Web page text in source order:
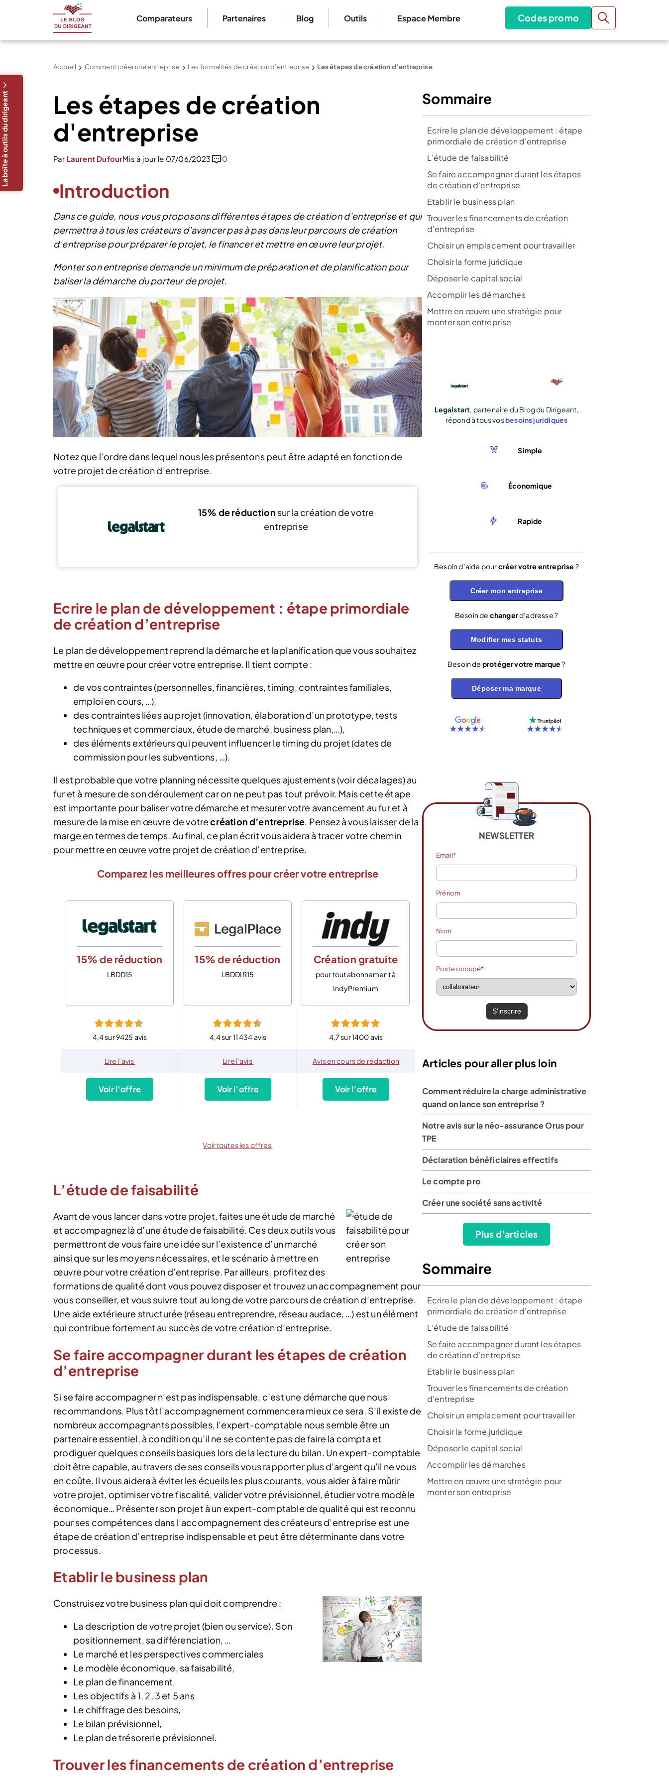
Comparateurs Partenaires Blog Outils Espace Membre Codes promo
Accueil Comment créer une entreprise Les formalités de création d’entreprise Les étapes de création d’entreprise
Les étapes de création
d'entreprise
Par Laurent DufourMis à jour le 07/06/2023 0
Introduction
Dans ce guide, nous vous proposons différentes étapes de création d’entreprise et qui
permettra à tous les créateurs d’avancer pas à pas dans leur parcours de création
d’entreprise pour préparer le projet, le financer et mettre en œuvre leur projet.
Monter son entreprise demande un minimum de préparation et de planification pour
baliser la démarche du porteur de projet.
La boîte à outils du dirigeant
Notez que l’ordre dans lequel nous les présentons peut être adapté en fonction de
votre projet de création d’entreprise.
15% de réduction sur la création de votre
entreprise
Ecrire le plan de développement : étape primordiale
de création d’entreprise
Le plan de développement reprend la démarche et la planification que vous souhaitez
mettre en œuvre pour créer votre entreprise. Il tient compte :
de vos contraintes (personnelles, financières, timing, contraintes familiales,
emploi en cours, …),
des contraintes liées au projet (innovation, élaboration d’un prototype, tests
techniques et commerciaux, étude de marché, business plan,…),
des éléments extérieurs qui peuvent influencer le timing du projet (dates de
commission pour les subventions, …).
Il est probable que votre planning nécessite quelques ajustements (voir décalages) au
fur et à mesure de son déroulement car on ne peut pas tout prévoir. Mais cette étape
est importante pour baliser votre démarche et mesurer votre avancement au fur et à
mesure de la mise en œuvre de votrecréation d’entreprise. Pensez à vous laisser de la
marge en termes de temps. Au final, ce plan écrit vous aidera à tracer votre chemin
pour mettre en œuvre votre projet de création d’entreprise.
Comparez les meilleures offres pour créer votre entreprise
15% de réduction
LBDD15
4,4 sur 9425 avis
Lire l’avis
Voir l’offre
15% de réduction
LBDDIR15
4,4 sur 11 434 avis
Lire l’avis
Voir l’offre
Création gratuite
pour tout abonnement à
IndyPremium
4,7 sur 1400 avis
Avis en cours de rédaction
Voir l’offre
Voir toutes les offres
L’étude de faisabilité
Avant de vous lancer dans votre projet, faites une étude de marché
et accompagnez là d’une étude de faisabilité. Ces deux outils vous
permettront de vous faire une idée sur l’existence d’un marché
ainsi que sur les moyens nécessaires, et le scénario à mettre en
œuvre pour votre création d’entreprise. Par ailleurs, profitez des
formations de qualité dont vous pouvez disposer et trouvez un accompagnement pour
vous conseiller, et vous suivre tout au long de votre parcours de création d’entreprise.
Une aide extérieure structurée (réseau entreprendre, réseau audace, …) est un élément
qui contribue fortement au succès de votre création d’entreprise.
Se faire accompagner durant les étapes de création
d’entreprise
Si se faire accompagner n’est pas indispensable, c’est une démarche que nous
recommandons. Plus tôt l’accompagnement commencera mieux ce sera. S’il existe de
nombreux accompagnants possibles, l’expert-comptable nous semble être un
partenaire essentiel, à condition qu’il ne se contente pas de faire la compta et
prodiguer quelques conseils basiques lors de la lecture du bilan. Un expert-comptable
doit être capable, au travers de ses conseils vous rapporter plus d’argent qu’il ne vous
en coûte. Il vous aidera à éviter les écueils les plus courants, vous aider à faire mûrir
votre projet, optimiser votre fiscalité, valider votre prévisionnel, étudier votre modèle
économique… Présenter son projet à un expert-comptable de qualité qui est reconnu
pour ses compétences dans l’accompagnement des créateurs d’entreprise est une
étape de création d’entreprise indispensable et peut être déterminante dans votre
processus.
Etablir le business plan
Construisez votre business plan qui doit comprendre :
La description de votre projet (bien ou service). Son
positionnement, sa différenciation, …
Le marché et les perspectives commerciales
Le modèle économique, sa faisabilité,
Le plan de financement,
Les objectifs à 1, 2, 3 et 5 ans
Le chiffrage des besoins,
Le bilan prévisionnel,
Le plan de trésorerie prévisionnel.
Trouver les financements de création d’entreprise
Sommaire
Ecrire le plan de développement : étape
primordiale de création d'entreprise
L’étude de faisabilité
Se faire accompagner durant les étapes
de création d'entreprise
Etablir le business plan
Trouver les financements de création
d'entreprise
Choisir un emplacement pour travailler
Choisir la forme juridique
Déposer le capital social
Accomplir les démarches
Mettre en œuvre une stratégie pour
monter son entreprise
Legalstart, partenaire du Blog du Dirigeant,
répond à tous vosbesoins juridiques
Simple
Économique
Rapide
Besoin d’aide pourcréer votre entreprise ?
Créer mon entreprise
Besoin de changerd’adresse ?
Modifier mes statuts
Besoin de protéger votre marque ?
Déposer ma marque
NEWSLETTER
Email*
Prénom
Nom
Poste occupé*
Articles pour aller plus loin
Comment réduire la charge administrative
quand on lance son entreprise ?
Notre avis sur la néo-assurance Orus pour
TPE
Déclaration bénéficiaires effectifs
Le compte pro
Créer une société sans activité
Plus d'articles
Sommaire
Ecrire le plan de développement : étape
primordiale de création d'entreprise
L’étude de faisabilité
Se faire accompagner durant les étapes
de création d'entreprise
Etablir le business plan
Trouver les financements de création
d'entreprise
Choisir un emplacement pour travailler
Choisir la forme juridique
Déposer le capital social
Accomplir les démarches
Mettre en œuvre une stratégie pour
monter son entreprise